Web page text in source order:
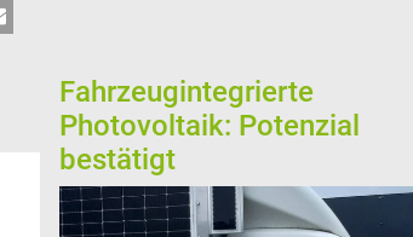
Fahrzeugintegrierte
Photovoltaik: Potenzial
bestätigt